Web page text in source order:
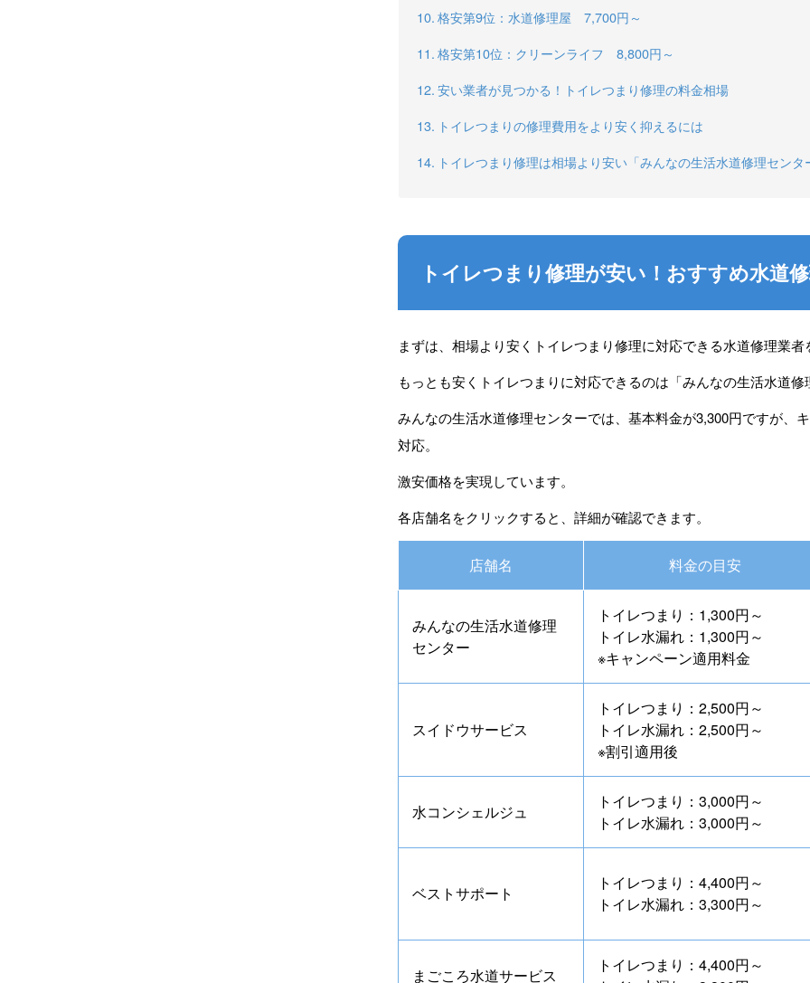
格安第9位：水道修理屋 7,700円～
格安第10位：クリーンライフ 8,800円～
安い業者が見つかる！トイレつまり修理の料金相場
トイレつまりの修理費用をより安く抑えるには
トイレつまり修理は相場より安い「みんなの生活水道修理センタ
トイレつまり修理が安い！おすすめ水道
まずは、相場より安くトイレつまり修理に対応できる水道修理業
もっとも安くトイレつまりに対応できるのは「みんなの生活水道修
みんなの生活水道修理センターでは、基本料金が3,300円ですが、
対応。
激安価格を実現しています。
各店舗名をクリックすると、詳細が確認できます。
店舗名 料金の目安
みんなの生活水道修理
センター
トイレつまり：1,300円～
トイレ水漏れ：1,300円～
※キャンペーン適用料金
スイドウサービス
トイレつまり：2,500円～
トイレ水漏れ：2,500円～
※割引適用後
水コンシェルジュ
トイレつまり：3,000円～
トイレ水漏れ：3,000円～
ベストサポート
トイレつまり：4,400円～
トイレ水漏れ：3,300円～
まごころ水道サービス
トイレつまり：4,400円～